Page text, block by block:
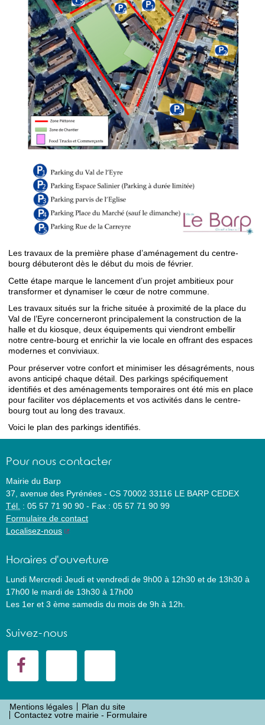
Les travaux de la première phase d’aménagement du centre-
bourg débuteront dès le début du mois de février.
Cette étape marque le lancement d’un projet ambitieux pour
transformer et dynamiser le cœur de notre commune.
Les travaux situés sur la friche située à proximité de la place du
Val de l’Eyre concerneront principalement la construction de la
halle et du kiosque, deux équipements qui viendront embellir
notre centre-bourg et enrichir la vie locale en offrant des espaces
modernes et conviviaux.
Pour préserver votre confort et minimiser les désagréments, nous
avons anticipé chaque détail. Des parkings spécifiquement
identifiés et des aménagements temporaires ont été mis en place
pour faciliter vos déplacements et vos activités dans le centre-
bourg tout au long des travaux.
Voici le plan des parkings identifiés.
Pour nous contacter
Mairie du Barp
37, avenue des Pyrénées - CS 70002 33116 LE BARP CEDEX
Tél. : 05 57 71 90 90 - Fax : 05 57 71 90 99
Formulaire de contact
Localisez-nous
Horaires d'ouverture
Lundi Mercredi Jeudi et vendredi de 9h00 à 12h30 et de 13h30 à
17h00 le mardi de 13h30 à 17h00
Les 1er et 3 ème samedis du mois de 9h à 12h.
Suivez-nous
Mentions légales
Plan du site
Contactez votre mairie - Formulaire